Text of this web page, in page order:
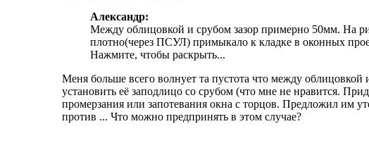
Александр:
Между облицовкой и срубом зазор примерно 50мм. На
плотно(через ПСУЛ) примыкало к кладке в оконных
Нажмите, чтобы раскрыть...
Меня больше всего волнует та пустота что между
установить её заподлицо со срубом (что мне не нравится.
промерзания или запотевания окна с торцов. Предложил им
против ... Что можно предпринять в этом случае?